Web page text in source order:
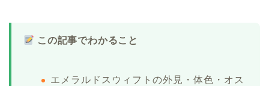
この記事でわかること
エメラルドスウィフトの外見・体色・オス